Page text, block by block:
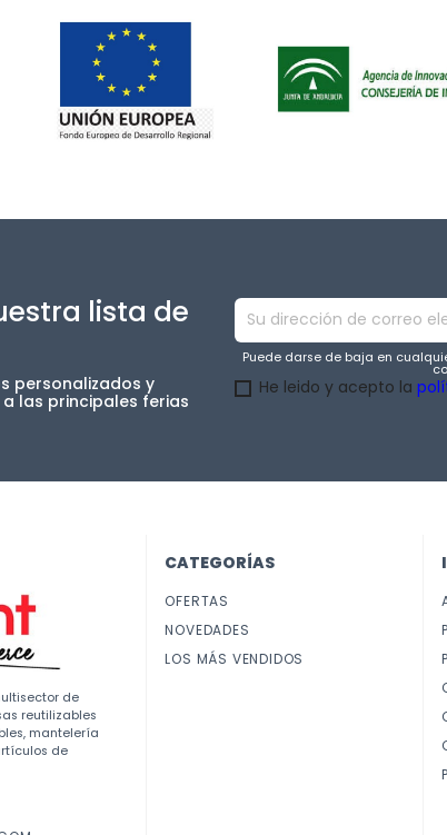
lista de
personalizados y
las principales ferias
Puede darse de baja en
He leido y acepto la
de
reutilizables
mantelería
de
CATEGORÍAS
OFERTAS
NOVEDADES
LOS MÁS VENDIDOS